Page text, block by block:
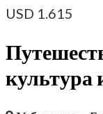
USD 1.615
культура